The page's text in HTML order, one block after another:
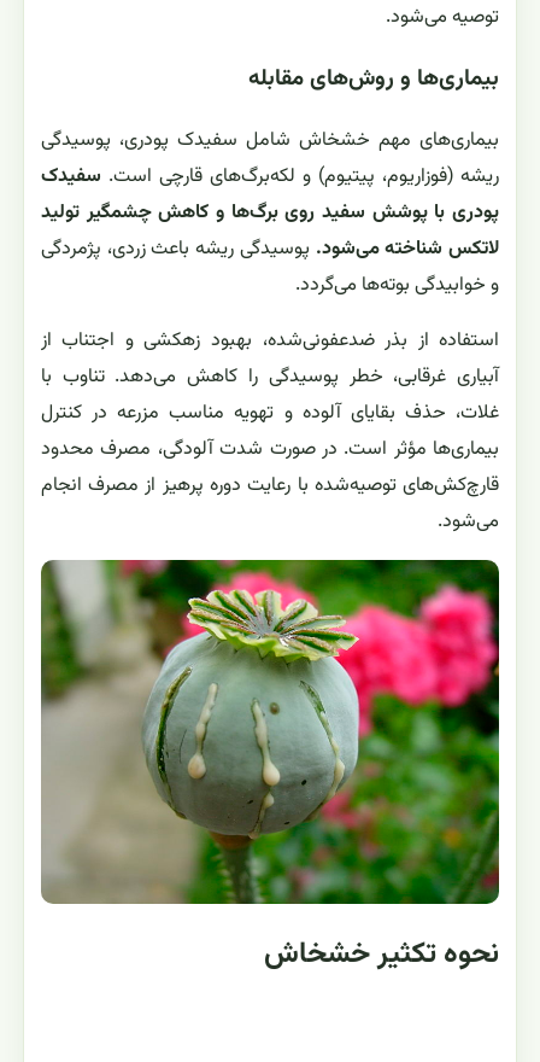
توصیه می‌شود.
بیماری‌ها و روش‌های مقابله
بیماری‌های مهم خشخاش شامل سفیدک پودری، پوسیدگی
ریشه (فوزاریوم، پیتیوم) و لکه‌برگ‌های قارچی است. سفیدک
پودری با پوشش سفید روی برگ‌ها و کاهش چشمگیر تولید
لاتکس شناخته می‌شود. پوسیدگی ریشه باعث زردی، پژمردگی
و خوابیدگی بوته‌ها می‌گردد.
استفاده از بذر ضدعفونی‌شده، بهبود زهکشی و اجتناب از
آبیاری غرقابی، خطر پوسیدگی را کاهش می‌دهد. تناوب با
غلات، حذف بقایای آلوده و تهویه مناسب مزرعه در کنترل
بیماری‌ها مؤثر است. در صورت شدت آلودگی، مصرف محدود
قارچ‌کش‌های توصیه‌شده با رعایت دوره پرهیز از مصرف انجام
می‌شود.
نحوه تکثیر خشخاش